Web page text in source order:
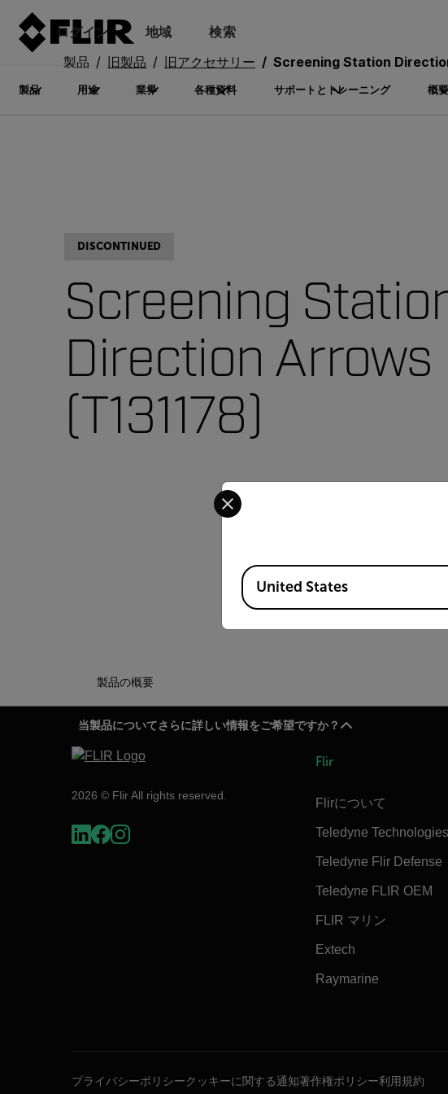
ログイン 地域 検索
製品 用途 業界 各種資料 サポートとトレーニング 概要
製品 旧製品 旧アクセサリー Screening Station Direction
DISCONTINUED
Screening
Direction Arrows
(T131178)
製品の概要
当製品についてさらに詳しい情報をご希望ですか？
2026 © Flir All rights reserved.
Flir
Flirについて
Teledyne Technologies
Teledyne Flir Defense
Teledyne FLIR OEM
FLIR マリン
Extech
Raymarine
プライバシーポリシークッキーに関する通知著作権ポリシー利用規約
Select your preferred country and
Available Locations
United States